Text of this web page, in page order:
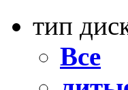
тип
Все